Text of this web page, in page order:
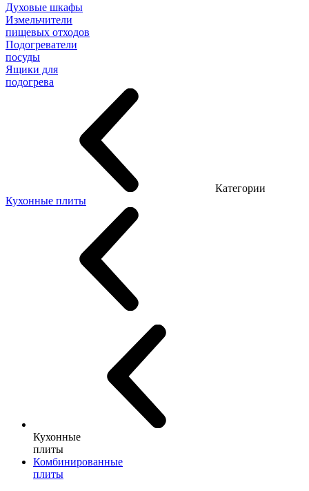
Духовые шкафы
Измельчители
пищевых отходов
Подогреватели
посуды
Ящики для
подогрева
Категории
Кухонные плиты
Кухонные
плиты
Комбинированные
плиты